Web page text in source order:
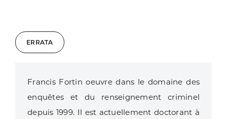
ERRATA
Francis Fortin oeuvre dans le domaine des
enquêtes et du renseignement criminel
depuis 1999. Il est actuellement doctorant à